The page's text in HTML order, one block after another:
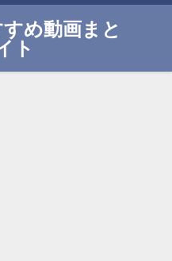
め動画まと
ト